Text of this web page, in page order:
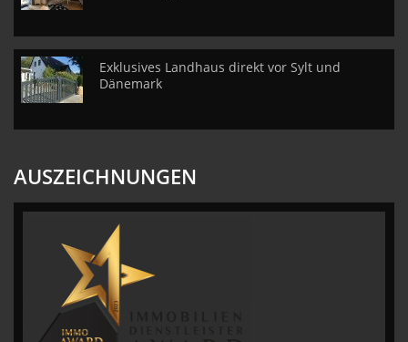
Exklusives Landhaus direkt vor Sylt und
Dänemark
AUSZEICHNUNGEN